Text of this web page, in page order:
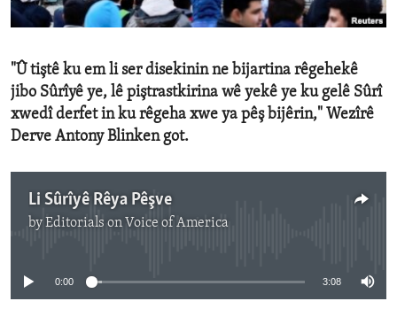
ENVIRONMENT AND HEALTH
"Û tiştê ku em li ser disekinin ne bijartina rêgehekê
jibo Sûrîyê ye, lê piştrastkirina wê yekê ye ku gelê Sûrî
xwedî derfet in ku rêgeha xwe ya pêş bijêrin," Wezîrê
Derve Antony Blinken got.
Li Sûrîyê Rêya Pêşve
byEditorials on Voice of America
0:00 3:08